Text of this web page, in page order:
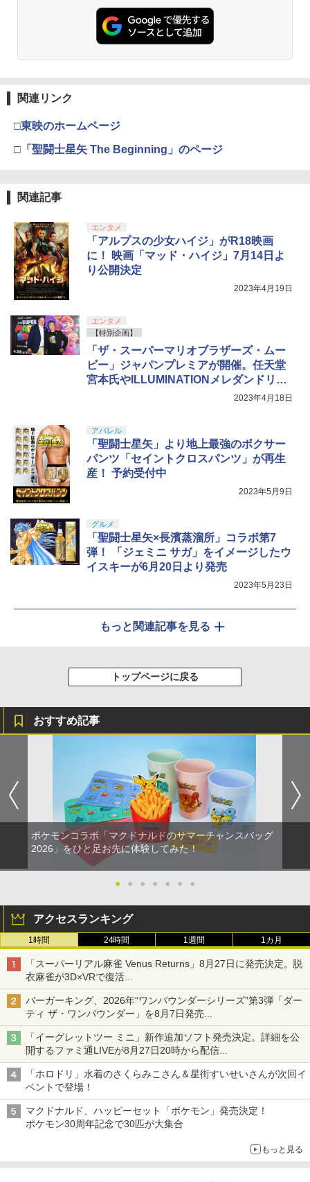
関連リンク
□東映のホームページ
□「聖闘士星矢 The Beginning」のページ
関連記事
エンタメ
「アルプスの少女ハイジ」がR18映画
に！ 映画「マッド・ハイジ」7月14日よ
り公開決定
2023年4月19日
エンタメ
【特別企画】
「ザ・スーパーマリオブラザーズ・ムー
ビー」ジャパンプレミアが開催。任天堂
宮本氏やILLUMINATIONメレダンドリ氏
2023年4月18日
アパレル
「聖闘士星矢」より地上最強のボクサー
パンツ「セイントクロスパンツ」が再生
産！ 予約受付中
2023年5月9日
グルメ
「聖闘士星矢×長濱蒸溜所」コラボ第7
弾！ 「ジェミニ サガ」をイメージしたウ
イスキーが6月20日より発売
2023年5月23日
もっと関連記事を見る
トップページに戻る
おすすめ記事
ポケモンコラボ「マクドナルドのサマーチャンスバッグ
2026」をひと足お先に体験してみた！
● ● ● ● ● ● ●
アクセスランキング
1時間 24時間 1週間 1カ月
「スーパーリアル麻雀 Venus Returns」8月27日に発売決定。脱
衣麻雀が3D×VRで復活
発売から2週間は20%オフになるセールが実施
バーガーキング、2026年“ワンパウンダーシリーズ”第3弾「ダー
ティ ザ・ワンパウンダー」を8月7日発売
「特製ガーリックマヨソース」を使用した超大型チーズバーガー
「イーグレットツー ミニ」新作追加ソフト発売決定。詳細を公
開するファミ通LIVEが8月27日20時から配信
シリーズ累計100タイトルへ
「ホロドリ」水着のさくらみこさん＆星街すいせいさんが次回イ
ベントで登場！
マクドナルド、ハッピーセット「ポケモン」発売決定！
ポケモン30周年記念で30匹が大集合
もっと見る